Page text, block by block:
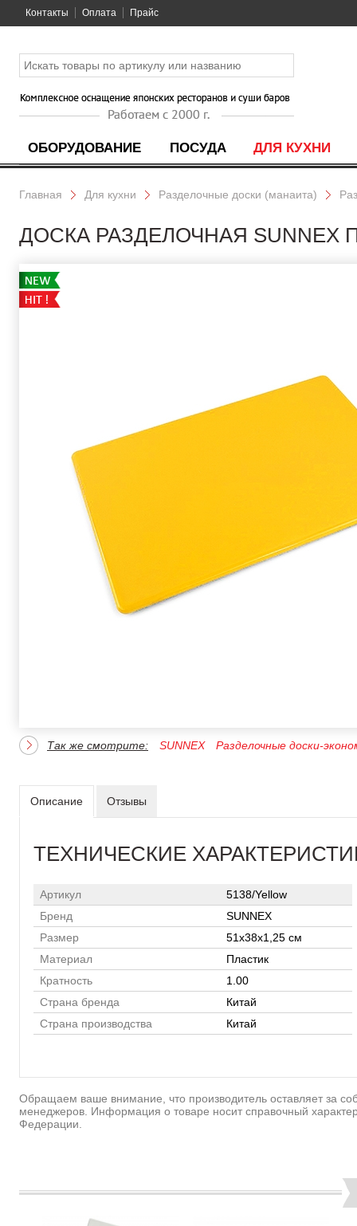
Контакты Оплата Прайс
ОБОРУДОВАНИЕ ПОСУДА ДЛЯ КУХНИ
Главная Для кухни Разделочные доски (манаита)
ДОСКА РАЗДЕЛОЧНАЯ SUNNEX
Так же смотрите: SUNNEX Разделочные доски-
Описание Отзывы
ТЕХНИЧЕСКИЕ
Артикул
5138/Yellow
Бренд
SUNNEX
Размер
51х38х1,25 см
Материал
Пластик
Кратность
1.00
Страна бренда
Китай
Страна производства
Китай
Обращаем ваше внимание, что производитель оставляет за
менеджеров. Информация о товаре носит справочный
Федерации.